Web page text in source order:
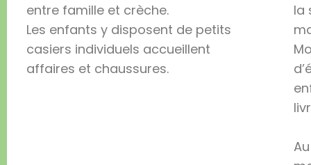
entre famille et crèche.
Les enfants y disposent de petits
casiers individuels accueillent
affaires et chaussures.
la